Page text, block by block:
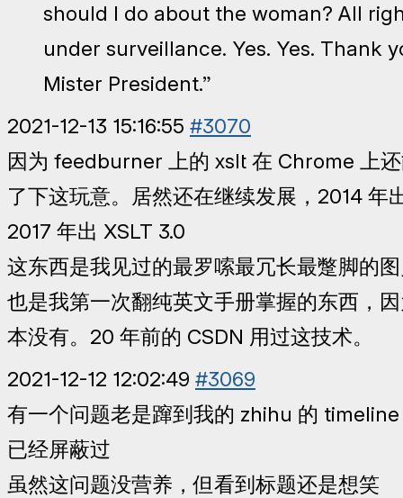
should I do about the woman? All
under surveillance. Yes. Yes. Thank
Mister President.”
2021-12-13 15:16:55 #3070
因为 feedburner 上的 xslt 在 Chrome 上
了下这玩意。居然还在继续发展，2014 年
2017 年出 XSLT 3.0
这东西是我见过的最罗嗦最冗长最蹩脚的
也是我第一次翻纯英文手册掌握的东西，
本没有。20 年前的 CSDN 用过这技术。
2021-12-12 12:02:49 #3069
有一个问题老是蹿到我的 zhihu 的
已经屏蔽过
虽然这问题没营养，但看到标题还是想笑